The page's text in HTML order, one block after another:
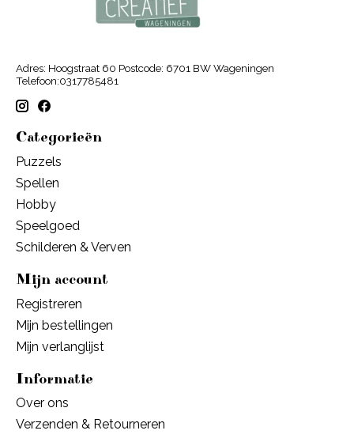
Adres: Hoogstraat 60 Postcode: 6701 BW Wageningen
Telefoon:0317785481
Categorieën
Puzzels
Spellen
Hobby
Speelgoed
Schilderen & Verven
Mijn account
Registreren
Mijn bestellingen
Mijn verlanglijst
Informatie
Over ons
Verzenden & Retourneren